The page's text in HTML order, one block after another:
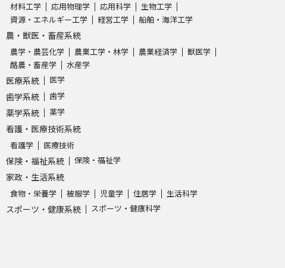
材料工学
応用物理学 応用科学
生物工学
資源・エネルギー工学
経営工学 船舶・海洋工学
農・獣医・畜産系統
農学・農芸化学 農業工学・林学 農業経済学
獣医学
酪農・畜産学
水産学
医療系統 医学
歯学系統 歯学
薬学系統 薬学
看護・医療技術系統
看護学 医療技術
保険・福祉系統 保険・福祉学
家政・生活系統
食物・栄養学 被服学 児童学 住居学 生活科学
スポーツ・健康系統 スポーツ・健康科学